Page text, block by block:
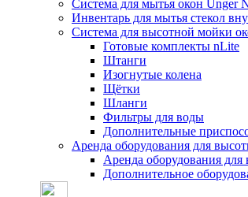
Система для мытья окон Unger
Инвентарь для мытья стекол
Система для высотной мойки
Готовые комплекты nLite
Штанги
Изогнутые колена
Щётки
Шланги
Фильтры для воды
Дополнительные
Аренда оборудования для
Аренда оборудования
Дополнительное